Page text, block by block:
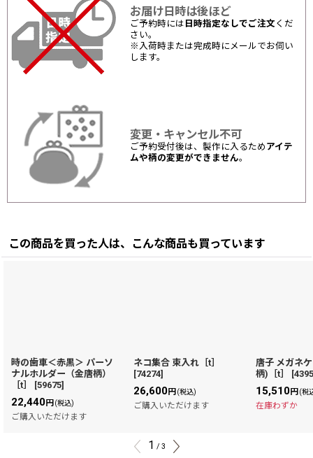
お届け日時は後ほど
ご予約時には 日時指定なしでご注文 くだ
さい。
※入荷時または完成時にメールでお伺い
します。
変更・キャンセル不可
ご予約受付後は、製作に入るため アイテ
ムや柄の変更ができません。
この商品を買った人は、こんな商品も買っています
時の歯車＜赤黒＞ パーソ
ナルホルダー（金唐柄）
［t］
[59675]
22,440円 (税込)
ご購入いただけます
ネコ集合 束入れ［t］
[74274]
26,600円 (税込)
ご購入いただけます
唐子 メガネ
柄)［t］
[
15,510円 (税
在庫わずか
1 / 3